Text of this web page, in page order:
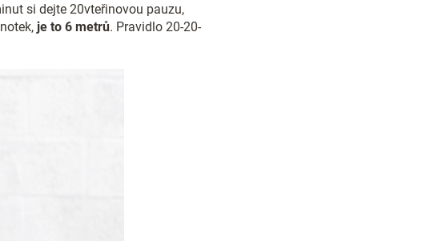
si dejte 20vteřinovou pauzu,
je to 6 metrů. Pravidlo 20-20-